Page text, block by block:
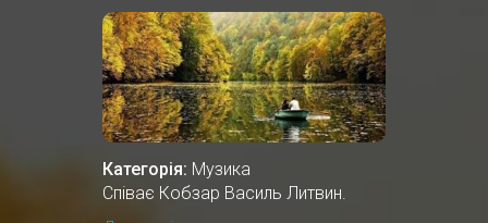
Категорія: Музика
Співає Кобзар Василь Литвин.